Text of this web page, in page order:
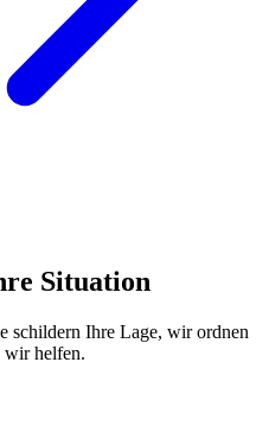
Situation
schildern Ihre Lage, wir ordnen
wir helfen.